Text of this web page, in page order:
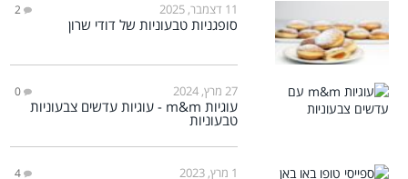
11 דצמבר, 2025 2
סופגניות טבעוניות של דודי שרון
27 מרץ, 2024 0
עוגיות m&m - עוגיות עדשים צבעוניות
טבעוניות
1 מרץ, 2023 4